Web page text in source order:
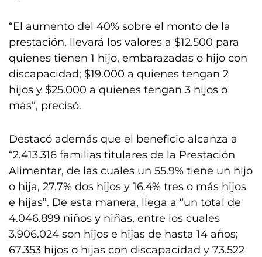
“El aumento del 40% sobre el monto de la
prestación, llevará los valores a $12.500 para
quienes tienen 1 hijo, embarazadas o hijo con
discapacidad; $19.000 a quienes tengan 2
hijos y $25.000 a quienes tengan 3 hijos o
más”, precisó.
Destacó además que el beneficio alcanza a
“2.413.316 familias titulares de la Prestación
Alimentar, de las cuales un 55.9% tiene un hijo
o hija, 27.7% dos hijos y 16.4% tres o más hijos
e hijas”. De esta manera, llega a “un total de
4.046.899 niños y niñas, entre los cuales
3.906.024 son hijos e hijas de hasta 14 años;
67.353 hijos o hijas con discapacidad y 73.522